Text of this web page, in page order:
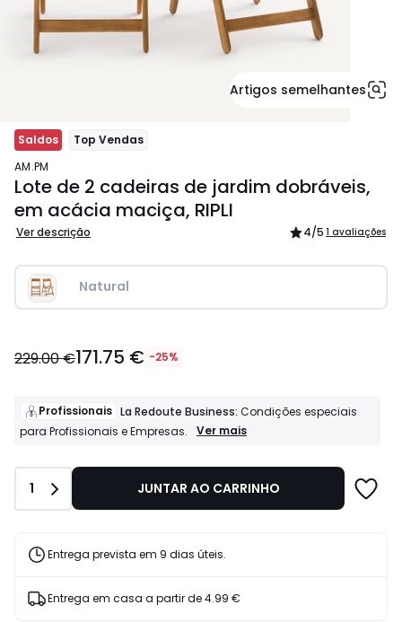
Artigos semelhantes
Saldos
Top Vendas
AM.PM
Lote de 2 cadeiras de jardim dobráveis,
em acácia maciça, RIPLI
Ver descrição 4/5 1 avaliações
Natural
€
de
229.00
25%
desconto
229.00 €171.75 € -25%
Profissionais La Redoute Business: Condições especiais
para Profissionais e Empresas.
Profissionais
Condições
e
Ver mais
Quantidade
1 JUNTAR AO CARRINHO
Entrega prevista em 9 dias úteis.
Entrega em casa a partir de4.99 €